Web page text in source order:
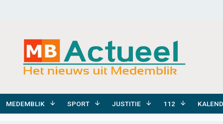
MEDEMBLIK SPORT JUSTITIE 112